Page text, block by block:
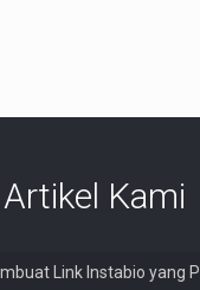
Kami
Link Instabio yang